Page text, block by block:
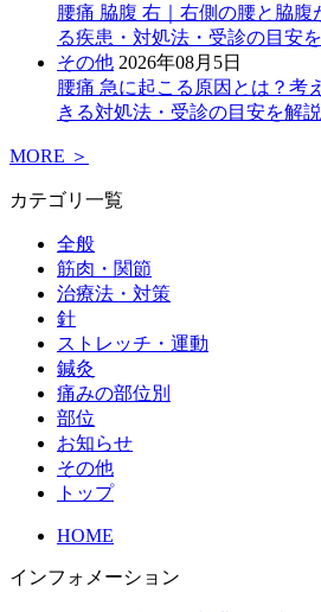
腰痛 脇腹 右｜右側の腰と脇
る疾患・対処法・受診の目安
その他 2026年08月5日
腰痛 急に起こる原因とは？考
きる対処法・受診の目安を解説
MORE ＞
カテゴリ一覧
全般
筋肉・関節
治療法・対策
針
ストレッチ・運動
鍼灸
痛みの部位別
部位
お知らせ
その他
トップ
HOME
インフォメーション